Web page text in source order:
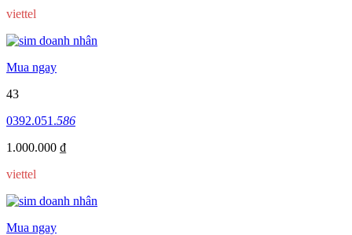
viettel
Mua ngay
43
0392.051.586
1.000.000 ₫
viettel
Mua ngay